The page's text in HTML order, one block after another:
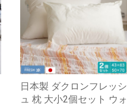
日本製 ダクロンフレッシ
ュ 枕 大小2個セット ウォ